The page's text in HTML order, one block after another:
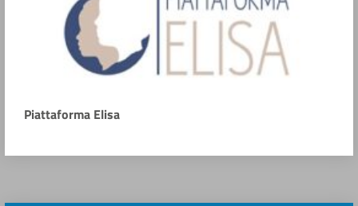
Piattaforma Elisa